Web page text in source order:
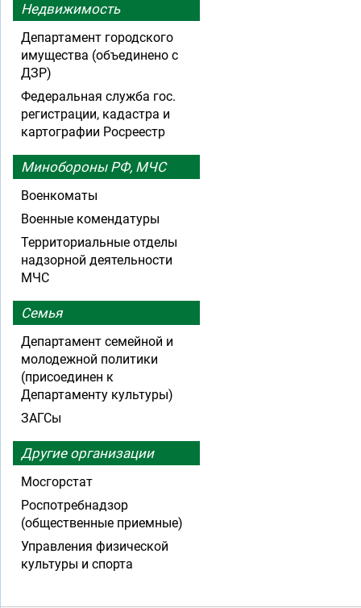
Недвижимость
Департамент городского
имущества (объединено с
ДЗР)
Федеральная служба гос.
регистрации, кадастра и
картографии Росреестр
Минобороны РФ, МЧС
Военкоматы
Военные комендатуры
Территориальные отделы
надзорной деятельности
МЧС
Семья
Департамент семейной и
молодежной политики
(присоединен к
Департаменту культуры)
ЗАГСы
Другие организации
Мосгорстат
Роспотребнадзор
(общественные приемные)
Управления физической
культуры и спорта